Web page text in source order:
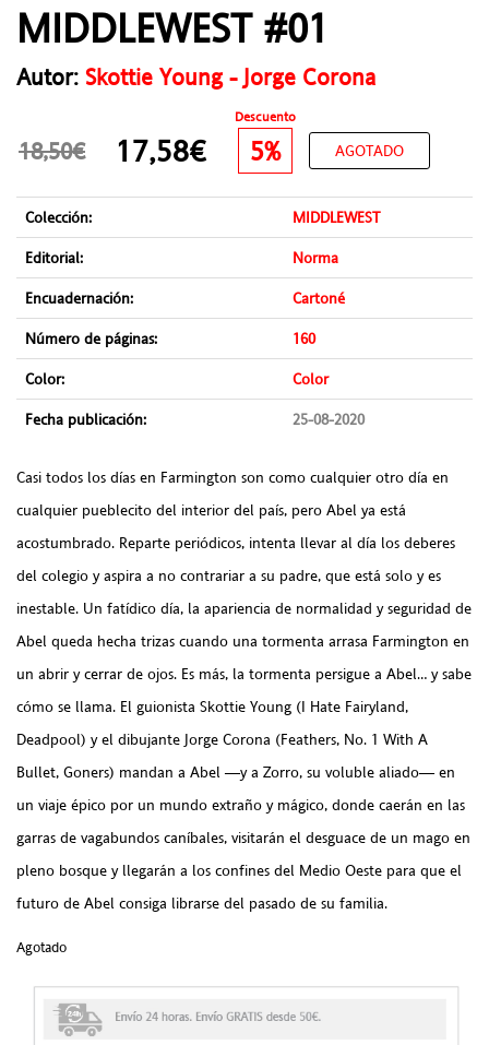
MIDDLEWEST #01
Autor: Skottie Young - Jorge Corona
Descuento
18,50€ 17,58€ 5% AGOTADO
Colección:
MIDDLEWEST
Editorial:
Norma
Encuadernación:
Cartoné
Número de páginas:
160
Color:
Color
Fecha publicación:
25-08-2020
Casi todos los días en Farmington son como cualquier otro día en
cualquier pueblecito del interior del país, pero Abel ya está
acostumbrado. Reparte periódicos, intenta llevar al día los deberes
del colegio y aspira a no contrariar a su padre, que está solo y es
inestable. Un fatídico día, la apariencia de normalidad y seguridad de
Abel queda hecha trizas cuando una tormenta arrasa Farmington en
un abrir y cerrar de ojos. Es más, la tormenta persigue a Abel… y sabe
cómo se llama. El guionista Skottie Young (I Hate Fairyland,
Deadpool) y el dibujante Jorge Corona (Feathers, No. 1 With A
Bullet, Goners) mandan a Abel —y a Zorro, su voluble aliado— en
un viaje épico por un mundo extraño y mágico, donde caerán en las
garras de vagabundos caníbales, visitarán el desguace de un mago en
pleno bosque y llegarán a los confines del Medio Oeste para que el
futuro de Abel consiga librarse del pasado de su familia.
Agotado